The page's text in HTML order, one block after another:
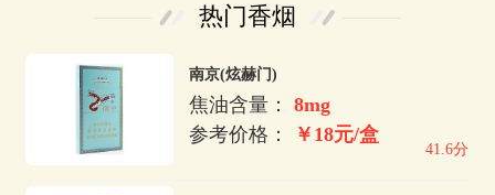
热门香烟
南京(炫赫门)
焦油含量：8mg
参考价格：
￥18元/盒
41.6分